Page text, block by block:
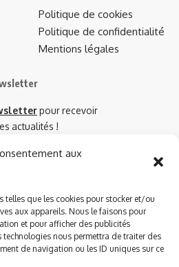
aux
telles que les cookies pour stocker et/ou
aux appareils. Nous le faisons pour
et pour afficher des publicités
technologies nous permettra de traiter des
de navigation ou les ID uniques sur ce
Politique de cookies
Politique de confidentialité
Mentions légales
pour recevoir
actualités !